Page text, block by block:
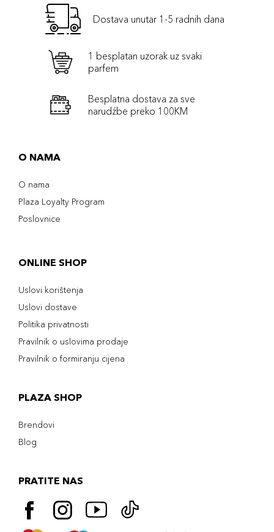
Dostava unutar 1-5 radnih dana
1 besplatan uzorak uz svaki
parfem
Besplatna dostava za sve
narudźbe preko 100KM
O NAMA
O nama
Plaza Loyalty Program
Poslovnice
ONLINE SHOP
Uslovi korištenja
Uslovi dostave
Politika privatnosti
Pravilnik o uslovima prodaje
Pravilnik o formiranju cijena
PLAZA SHOP
Brendovi
Blog
PRATITE NAS